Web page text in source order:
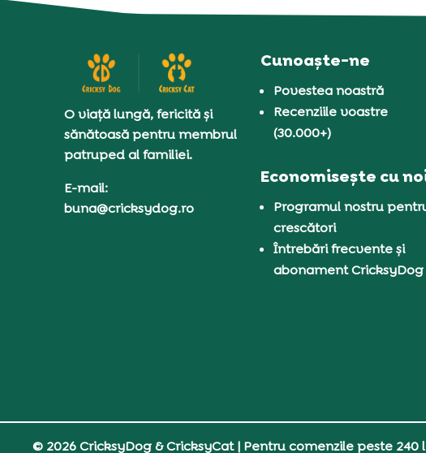
O viață lungă, fericită și
sănătoasă pentru membrul
patruped al familiei.
E-mail:
buna@cricksydog.ro
Cunoaște-ne
Povestea noastră
Recenziile voastre
(30.000+)
Economisește cu
Programul nostru
crescători
Întrebări frecvente și
abonament CricksyDog
© 2026 CricksyDog & CricksyCat| Pentru comenzile peste